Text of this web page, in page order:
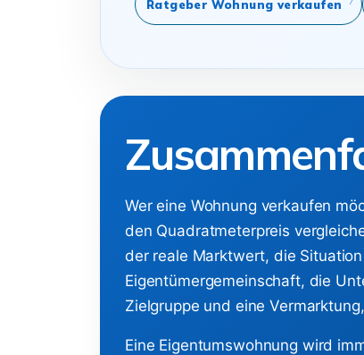
Ratgeber Wohnung verkaufen
Wer eine Wohnung verkaufen
den Quadratmeterpreis
der reale Marktwert, die
Eigentümergemeinschaft, die
Zielgruppe und eine
Eine Eigentumswohnung wird